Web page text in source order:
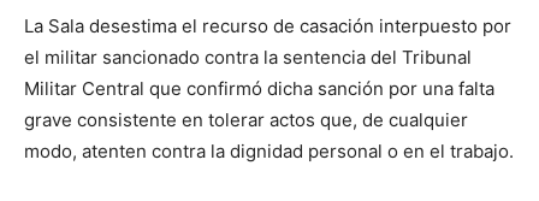
La Sala desestima el recurso de casación interpuesto por
el militar sancionado contra la sentencia del Tribunal
Militar Central que confirmó dicha sanción por una falta
grave consistente en tolerar actos que, de cualquier
modo, atenten contra la dignidad personal o en el trabajo.